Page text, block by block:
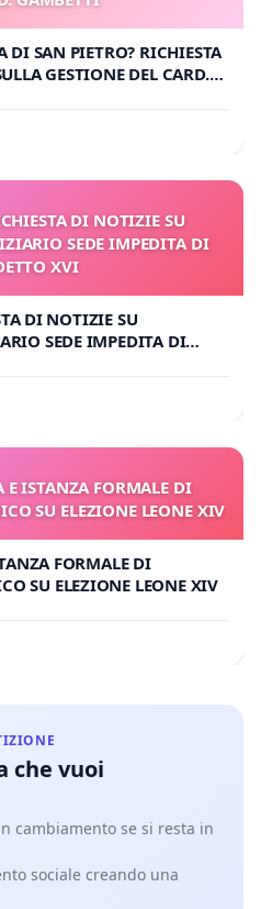
DI SAN PIETRO? RICHIESTA
GESTIONE DEL CARD.
DI NOTIZIE SU
SEDE IMPEDITA DI
XVI
DI NOTIZIE SU
SEDE IMPEDITA DI
E ISTANZA FORMALE DI
SU ELEZIONE LEONE XIV
FORMALE DI
SU ELEZIONE LEONE XIV
che vuoi
cambiamento se si resta in
sociale creando una